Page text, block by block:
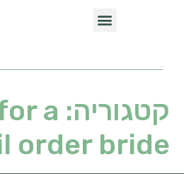
קטגוריה: a
order bride